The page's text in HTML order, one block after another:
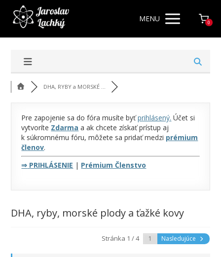
MENU 0
DHA, RYBY a MORSKÉ ...
Pre zapojenie sa do fóra musíte byťprihlásený. Účet si
vytvoríte Zdarma a ak chcete získať prístup aj
k súkromnému fóru, môžete sa pridať medzi prémium
členov.
⇒ PRIHLÁSENIE | Prémium Členstvo
DHA, ryby, morské plody a ťažké kovy
Stránka 1 / 4 Nasledujúce